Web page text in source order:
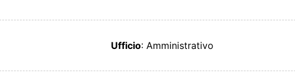
Ufficio: Amministrativo